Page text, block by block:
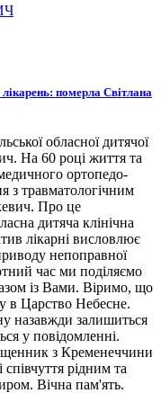
лікарень: померла Світлана
обласної дитячої
На 60 році життя та
ортопедо-
з травматологічним
Про це
дитяча клінічна
лікарні висловлює
непоправної
час ми поділяємо
із Вами. Віримо, що
в Царство Небесне.
назавжди залишиться
у повідомленні.
з Кременеччини
рідним та
Вічна пам'ять.